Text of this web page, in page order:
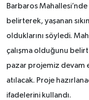
Barbaros
belirterek, yaşanan
olduklarını söyledi.
çalışma olduğunu
pazar projemiz devam
atılacak. Proje
ifadelerini kullandı.